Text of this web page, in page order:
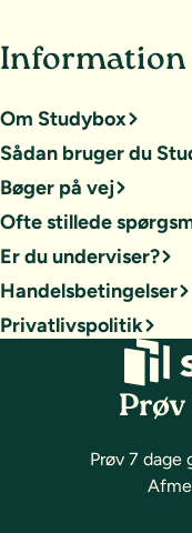
Information
Om Studybox
Sådan bruger du
Bøger på vej
Ofte stillede
Er du underviser?
Handelsbetingelser
Privatlivspolitik
Prøv 7